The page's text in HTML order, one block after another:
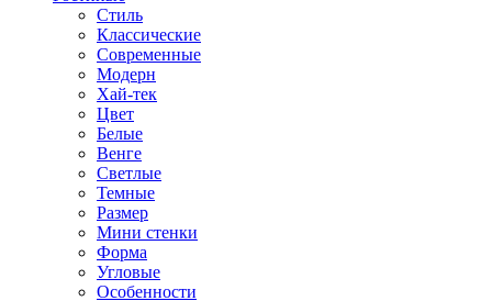
Стиль
Классические
Современные
Модерн
Хай-тек
Цвет
Белые
Венге
Светлые
Темные
Размер
Мини стенки
Форма
Угловые
Особенности